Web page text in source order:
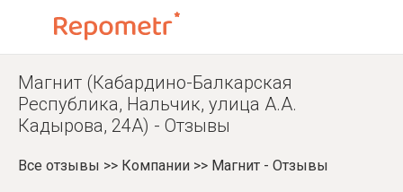
Магнит (Кабардино-Балкарская
Республика, Нальчик, улица А.А.
Кадырова, 24А) - Отзывы
Все отзывы >> Компании >> Магнит - Отзывы